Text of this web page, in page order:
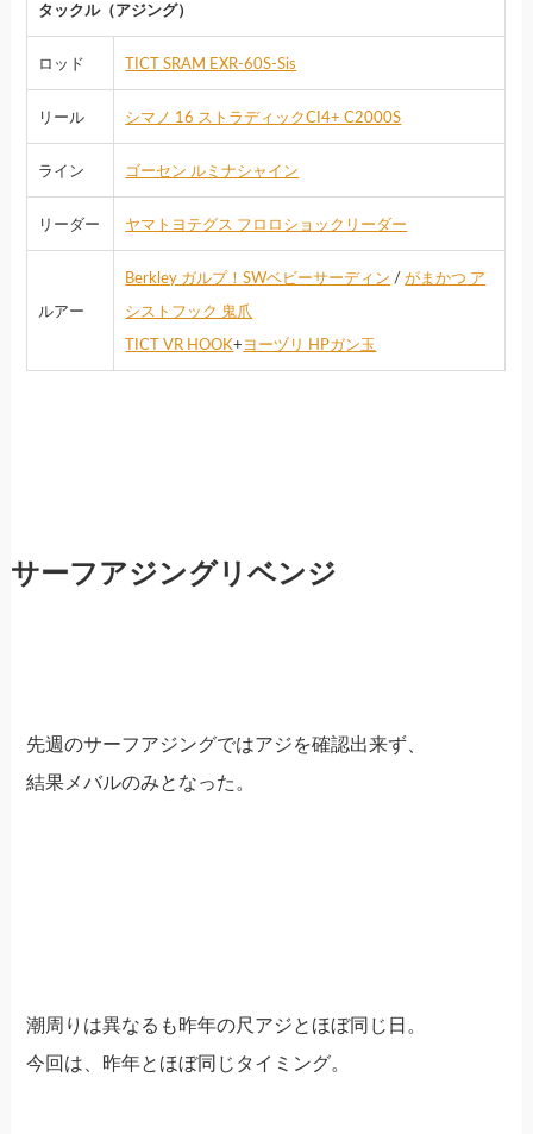
タックル（アジング）
ロッド TICT SRAM EXR-60S-Sis
リール シマノ 16 ストラディックCI4+ C2000S
ライン ゴーセン ルミナシャイン
リーダー ヤマトヨテグス フロロショックリーダー
ルアー
Berkley ガルプ！SWベビーサーディン /がまかつ ア
シストフック 鬼爪
TICT VR HOOK+ ヨーヅリ HPガン玉
サーフアジングリベンジ
先週のサーフアジングではアジを確認出来ず、
結果メバルのみとなった。
潮周りは異なるも昨年の尺アジとほぼ同じ日。
今回は、昨年とほぼ同じタイミング。